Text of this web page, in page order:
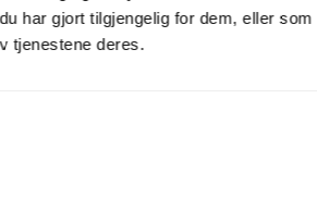
har gjort tilgjengelig for dem, eller
tjenestene deres.
Autogear AS